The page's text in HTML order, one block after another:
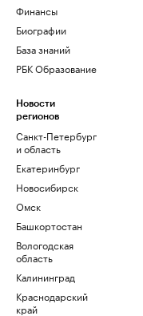
Финансы
Биографии
База знаний
РБК Образование
Новости
регионов
Санкт-Петербург
и область
Екатеринбург
Новосибирск
Омск
Башкортостан
Вологодская
область
Калининград
Краснодарский
край